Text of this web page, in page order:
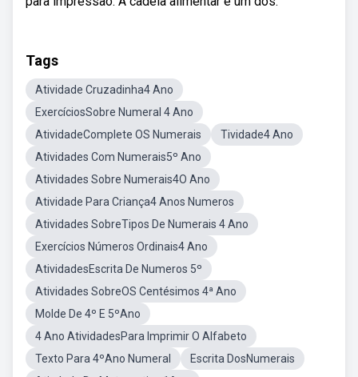
Tags
Atividade Cruzadinha4 Ano
ExercíciosSobre Numeral 4 Ano
AtividadeComplete OS Numerais
Tividade4 Ano
Atividades Com Numerais5º Ano
Atividades Sobre Numerais4O Ano
Atividade Para Criança4 Anos Numeros
Atividades SobreTipos De Numerais 4 Ano
Exercícios Números Ordinais4 Ano
AtividadesEscrita De Numeros 5º
Atividades SobreOS Centésimos 4ª Ano
Molde De 4º E 5ºAno
4 Ano AtividadesPara Imprimir O Alfabeto
Texto Para 4ºAno Numeral
Escrita DosNumerais